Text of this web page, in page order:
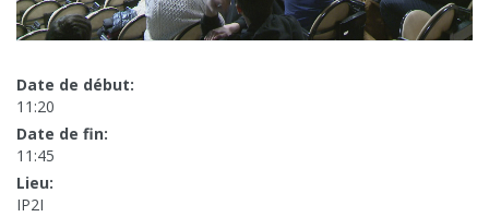
Date de début:
11:20
Date de fin:
11:45
Lieu:
IP2I